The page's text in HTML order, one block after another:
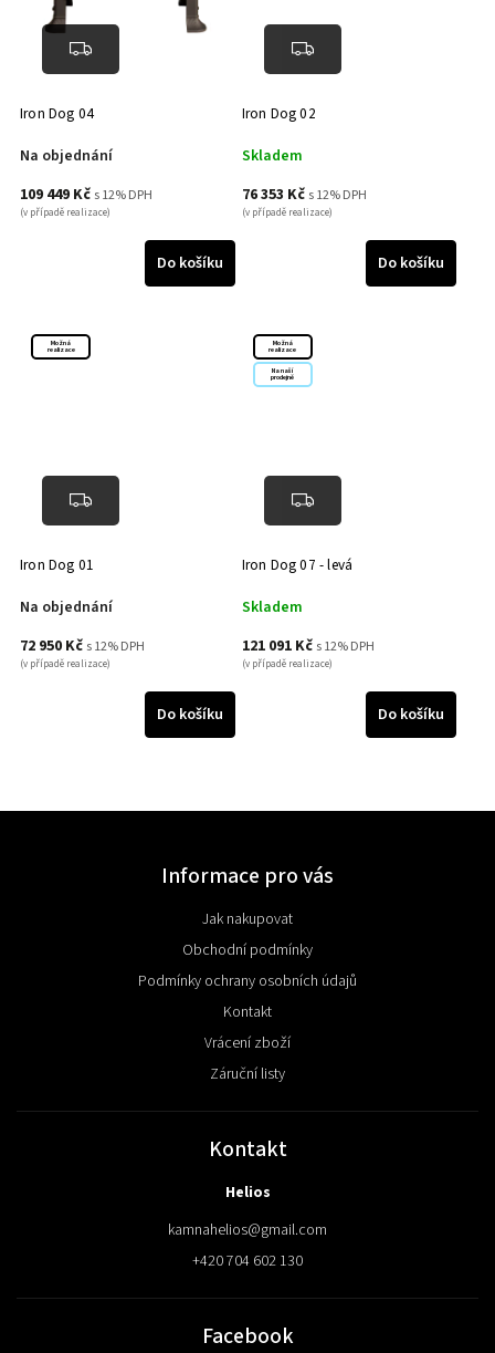
Iron Dog 04
Na objednání
109 449 Kč s 12% DPH
(v případě realizace)
Do košíku
Iron Dog 02
Skladem
76 353 Kč s 12% DPH
(v případě realizace)
Do košíku
Možná
realizace
Iron Dog 01
Na objednání
72 950 Kč s 12% DPH
(v případě realizace)
Do košíku
Možná
realizace
Na naší
prodejně
Iron Dog 07 - levá
Skladem
121 091 Kč s 12% DPH
(v případě realizace)
Do košíku
Informace pro vás
Jak nakupovat
Obchodní podmínky
Podmínky ochrany osobních údajů
Kontakt
Vrácení zboží
Záruční listy
Kontakt
Helios
kamnahelios@gmail.com
+420 704 602 130
Facebook